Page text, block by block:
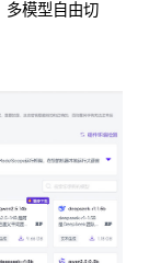
多模型自由切